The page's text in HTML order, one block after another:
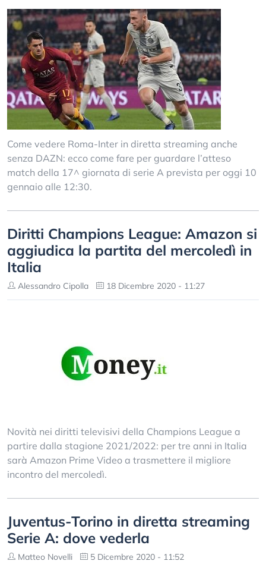
Come vedere Roma-Inter in diretta streaming anche
senza DAZN: ecco come fare per guardare l’atteso
match della 17^ giornata di serie A prevista per oggi 10
gennaio alle 12:30.
Diritti Champions League: Amazon si
aggiudica la partita del mercoledì in
Italia
Alessandro Cipolla 18 Dicembre 2020 - 11:27
Novità nei diritti televisivi della Champions League a
partire dalla stagione 2021/2022: per tre anni in Italia
sarà Amazon Prime Video a trasmettere il migliore
incontro del mercoledì.
Juventus-Torino in diretta streaming
Serie A: dove vederla
Matteo Novelli 5 Dicembre 2020 - 11:52